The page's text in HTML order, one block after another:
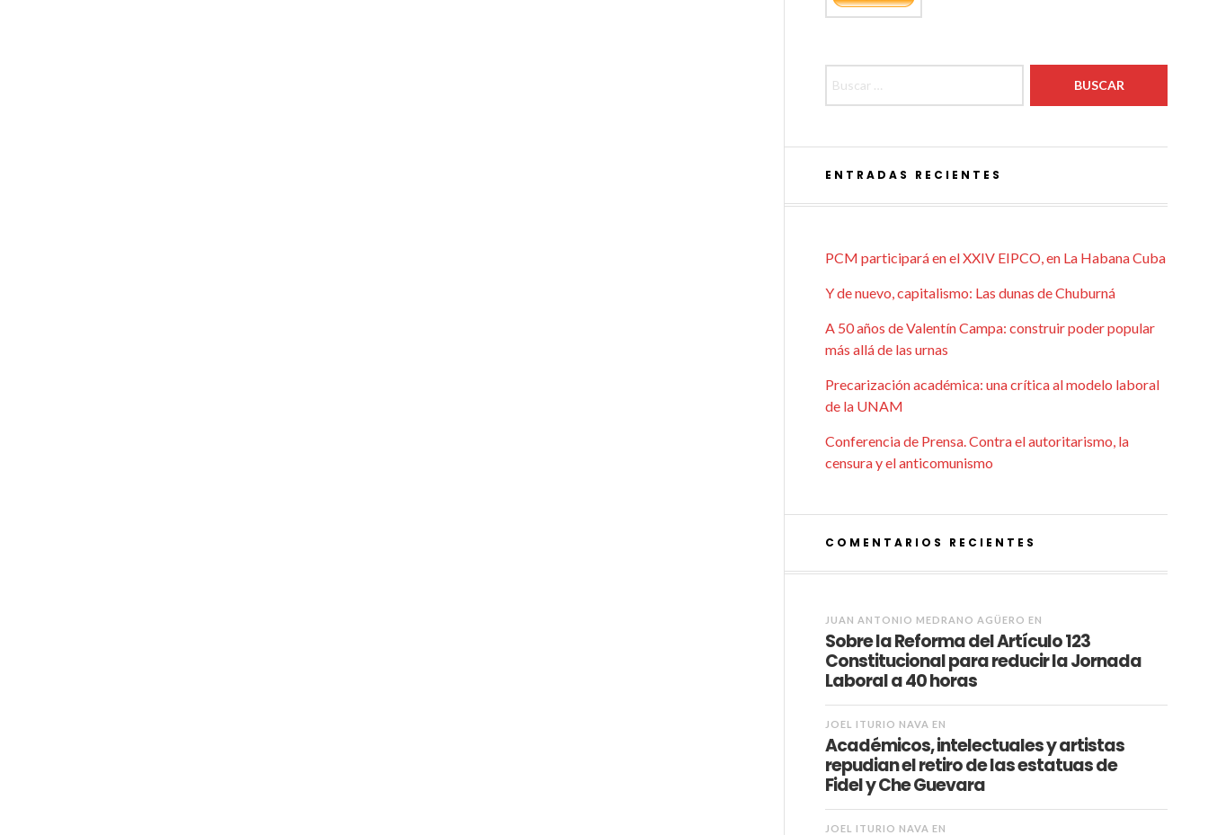
ENTRADAS RECIENTES
PCM participará en el XXIV EIPCO, en La Habana Cuba
Y de nuevo, capitalismo: Las dunas de Chuburná
A 50 años de Valentín Campa: construir poder popular
más allá de las urnas
Precarización académica: una crítica al modelo laboral
de la UNAM
Conferencia de Prensa. Contra el autoritarismo, la
censura y el anticomunismo
COMENTARIOS RECIENTES
JUAN ANTONIO MEDRANO AGÜERO EN
Sobre la Reforma del Artículo 123
Constitucional para reducir la Jornada
Laboral a 40 horas
JOEL ITURIO NAVA EN
Académicos, intelectuales y artistas
repudian el retiro de las estatuas de
Fidel y Che Guevara
JOEL ITURIO NAVA EN